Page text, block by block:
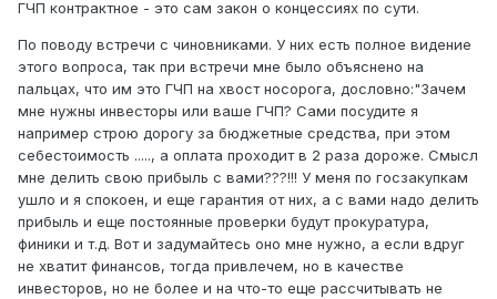
ГЧП контрактное - это сам закон о концессиях по сути.
По поводу встречи с чиновниками. У них есть полное видение
этого вопроса, так при встречи мне было объяснено на
пальцах, что им это ГЧП на хвост носорога, дословно:"Зачем
мне нужны инвесторы или ваше ГЧП? Сами посудите я
например строю дорогу за бюджетные средства, при этом
себестоимость ....., а оплата проходит в 2 раза дороже. Смысл
мне делить свою прибыль с вами???!!! У меня по госзакупкам
ушло и я спокоен, и еще гарантия от них, а с вами надо делить
прибыль и еще постоянные проверки будут прокуратура,
финики и т.д. Вот и задумайтесь оно мне нужно, а если вдруг
не хватит финансов, тогда привлечем, но в качестве
инвесторов, но не более и на что-то еще рассчитывать не